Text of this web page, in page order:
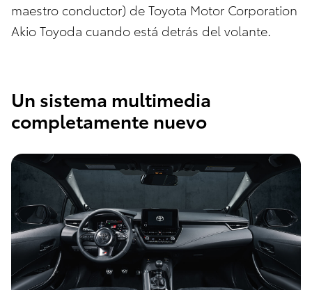
maestro conductor) de Toyota Motor Corporation
Akio Toyoda cuando está detrás del volante.
Un sistema multimedia
completamente nuevo